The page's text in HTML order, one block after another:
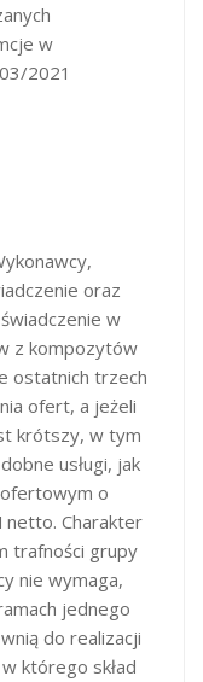
w
2021
oraz
w
z kompozytów
ostatnich trzech
ofert, a jeżeli
krótszy, w tym
usługi, jak
o
netto. Charakter
trafności grupy
nie wymaga,
jednego
do realizacji
którego skład